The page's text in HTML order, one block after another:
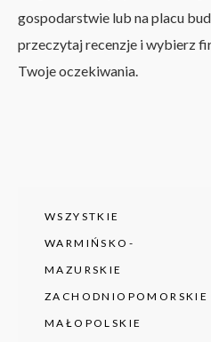
gospodarstwie lub na placu
przeczytaj recenzje i wybierz
Twoje oczekiwania.
WSZYSTKIE
WARMIŃSKO-
MAZURSKIE
ZACHODNIOPOMORSKIE
MAŁOPOLSKIE